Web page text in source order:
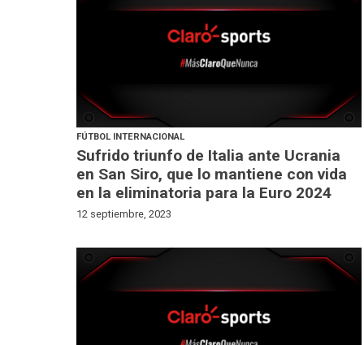
FÚTBOL INTERNACIONAL
Sufrido triunfo de Italia ante Ucrania
en San Siro, que lo mantiene con vida
en la eliminatoria para la Euro 2024
12 septiembre, 2023